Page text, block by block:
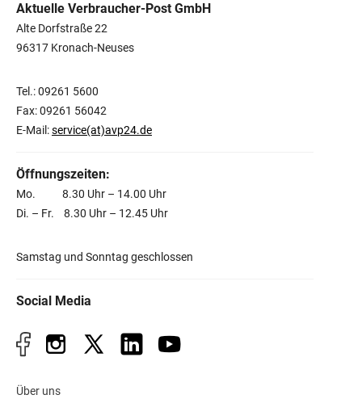
Aktuelle Verbraucher-Post GmbH
Alte Dorfstraße 22
96317 Kronach-Neuses
Tel.: 09261 5600
Fax: 09261 56042
E-Mail:service(at)avp24.de
Öffnungszeiten:
Mo. 8.30 Uhr – 14.00 Uhr
Di. – Fr. 8.30 Uhr – 12.45 Uhr
Samstag und Sonntag geschlossen
Social Media
Über uns